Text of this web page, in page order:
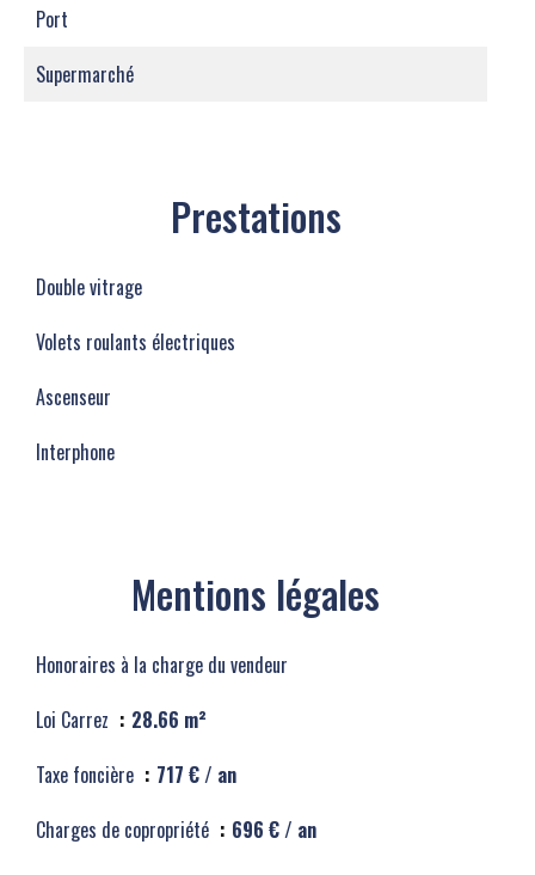
Port
Supermarché
Prestations
Double vitrage
Volets roulants électriques
Ascenseur
Interphone
Mentions légales
Honoraires à la charge du vendeur
Loi Carrez
28.66 m²
Taxe foncière
717 € / an
Charges de copropriété
696 € / an